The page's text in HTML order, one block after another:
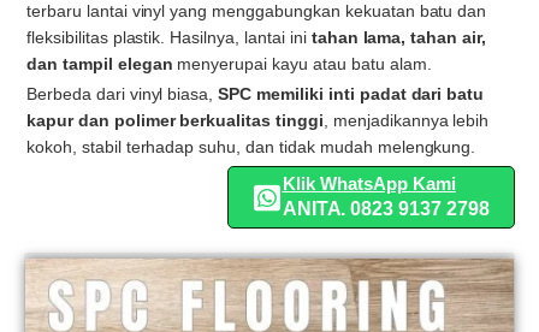
terbaru lantai vinyl yang menggabungkan kekuatan batu dan
fleksibilitas plastik. Hasilnya, lantai ini tahan lama, tahan air,
dan tampil elegan menyerupai kayu atau batu alam.
Berbeda dari vinyl biasa,SPC memiliki inti padat dari batu
kapur dan polimer berkualitas tinggi , menjadikannya lebih
kokoh, stabil terhadap suhu, dan tidak mudah melengkung.
Klik WhatsApp Kami
ANITA. 0823 9137 2798